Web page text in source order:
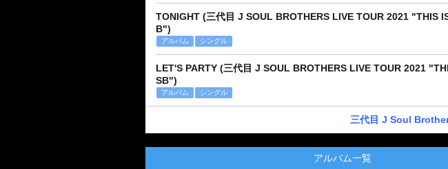
TONIGHT (三代目 J SOUL BROTHERS LIVE TOUR 2021 "THIS
B")
アルバム シングル
LET'S PARTY (三代目 J SOUL BROTHERS LIVE TOUR 2021
SB")
アルバム シングル
三代目 J Soul
アルバム一覧